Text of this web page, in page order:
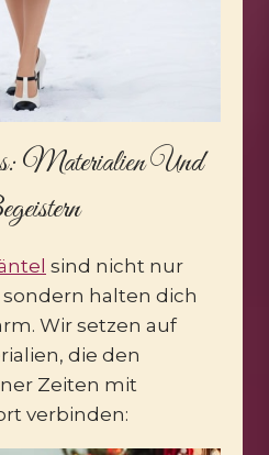
Materialien Und
sind nicht nur
halten dich
Wir setzen auf
die den
Zeiten mit
verbinden: